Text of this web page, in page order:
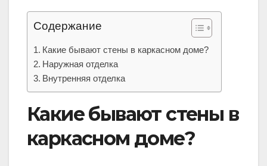
Содержание
Какие бывают стены в каркасном доме?
Наружная отделка
Внутренняя отделка
Какие бывают стены в
каркасном доме?